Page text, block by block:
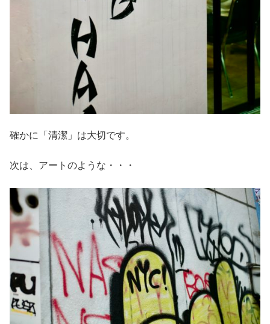
確かに「清潔」は大切です。
次は、アートのような・・・